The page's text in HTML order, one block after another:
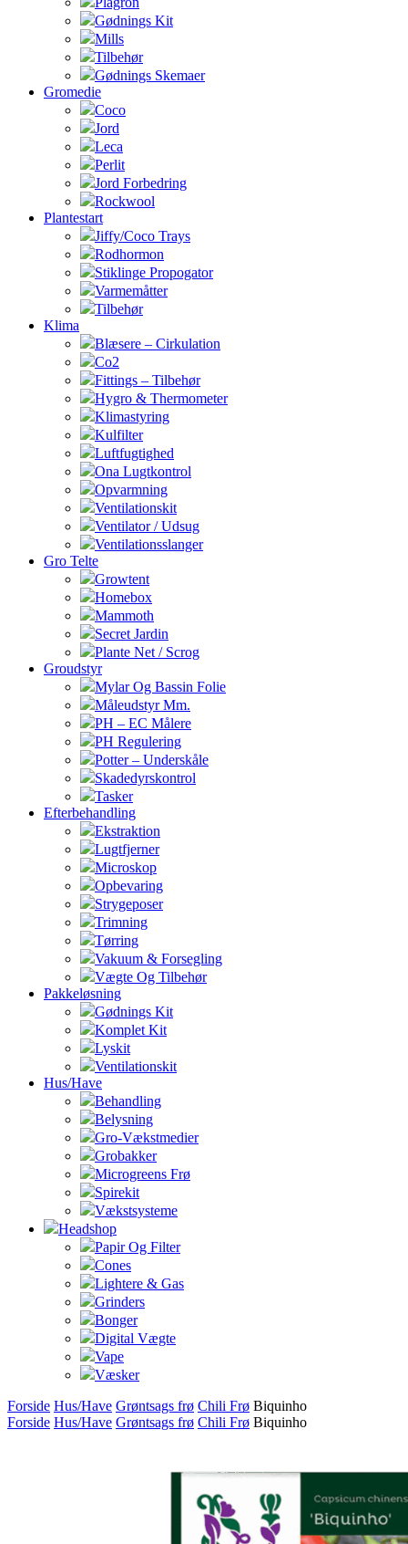
Gødnings Kit
Mills
Tilbehør
Gødnings Skemaer
Gromedie
Coco
Jord
Leca
Perlit
Jord Forbedring
Rockwool
Plantestart
Jiffy/Coco Trays
Rodhormon
Stiklinge Propogator
Varmemåtter
Tilbehør
Klima
Blæsere – Cirkulation
Co2
Fittings – Tilbehør
Hygro & Thermometer
Klimastyring
Kulfilter
Luftfugtighed
Ona Lugtkontrol
Opvarmning
Ventilationskit
Ventilator / Udsug
Ventilationsslanger
Gro Telte
Growtent
Homebox
Mammoth
Secret Jardin
Plante Net / Scrog
Groudstyr
Mylar Og Bassin Folie
Måleudstyr Mm.
PH – EC Målere
PH Regulering
Potter – Underskåle
Skadedyrskontrol
Tasker
Efterbehandling
Ekstraktion
Lugtfjerner
Microskop
Opbevaring
Strygeposer
Trimning
Tørring
Vakuum & Forsegling
Vægte Og Tilbehør
Pakkeløsning
Gødnings Kit
Komplet Kit
Lyskit
Ventilationskit
Hus/Have
Behandling
Belysning
Gro-Vækstmedier
Grobakker
Microgreens Frø
Spirekit
Vækstsysteme
Headshop
Papir Og Filter
Cones
Lightere & Gas
Grinders
Bonger
Digital Vægte
Vape
Væsker
Forside Hus/Have Grøntsags frø Chili Frø Biquinho
Forside Hus/Have Grøntsags frø Chili Frø Biquinho